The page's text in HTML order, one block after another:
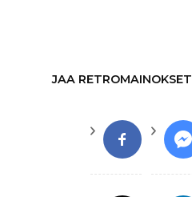
JAA RETROMAINOKSET